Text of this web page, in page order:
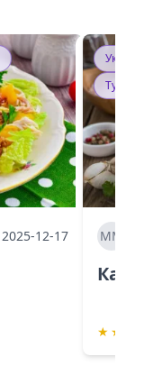
2025-12-17 ММ
★ ★